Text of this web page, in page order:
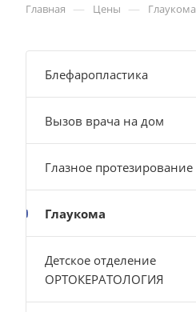
Главная — Цены — Глаукома
Блефаропластика
Вызов врача на дом
Глазное протезирование
Глаукома
Детское отделение
ОРТОКЕРАТОЛОГИЯ